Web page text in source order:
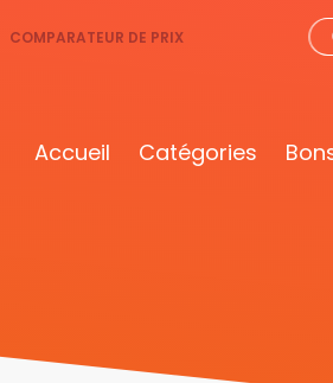
COMPARATEUR DE PRIX
Accueil Catégories